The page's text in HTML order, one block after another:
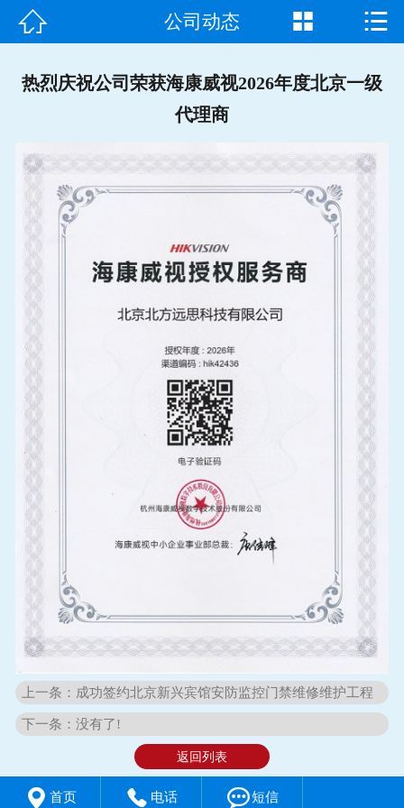
首页
新闻资讯
 公司动态  
热烈庆祝公司荣获海康威视2026年度北京一级
代理商
上一条：成功签约北京新兴宾馆安防监控门禁维修维护工程
下一条：没有了!
返回列表
 首页  电话 短信